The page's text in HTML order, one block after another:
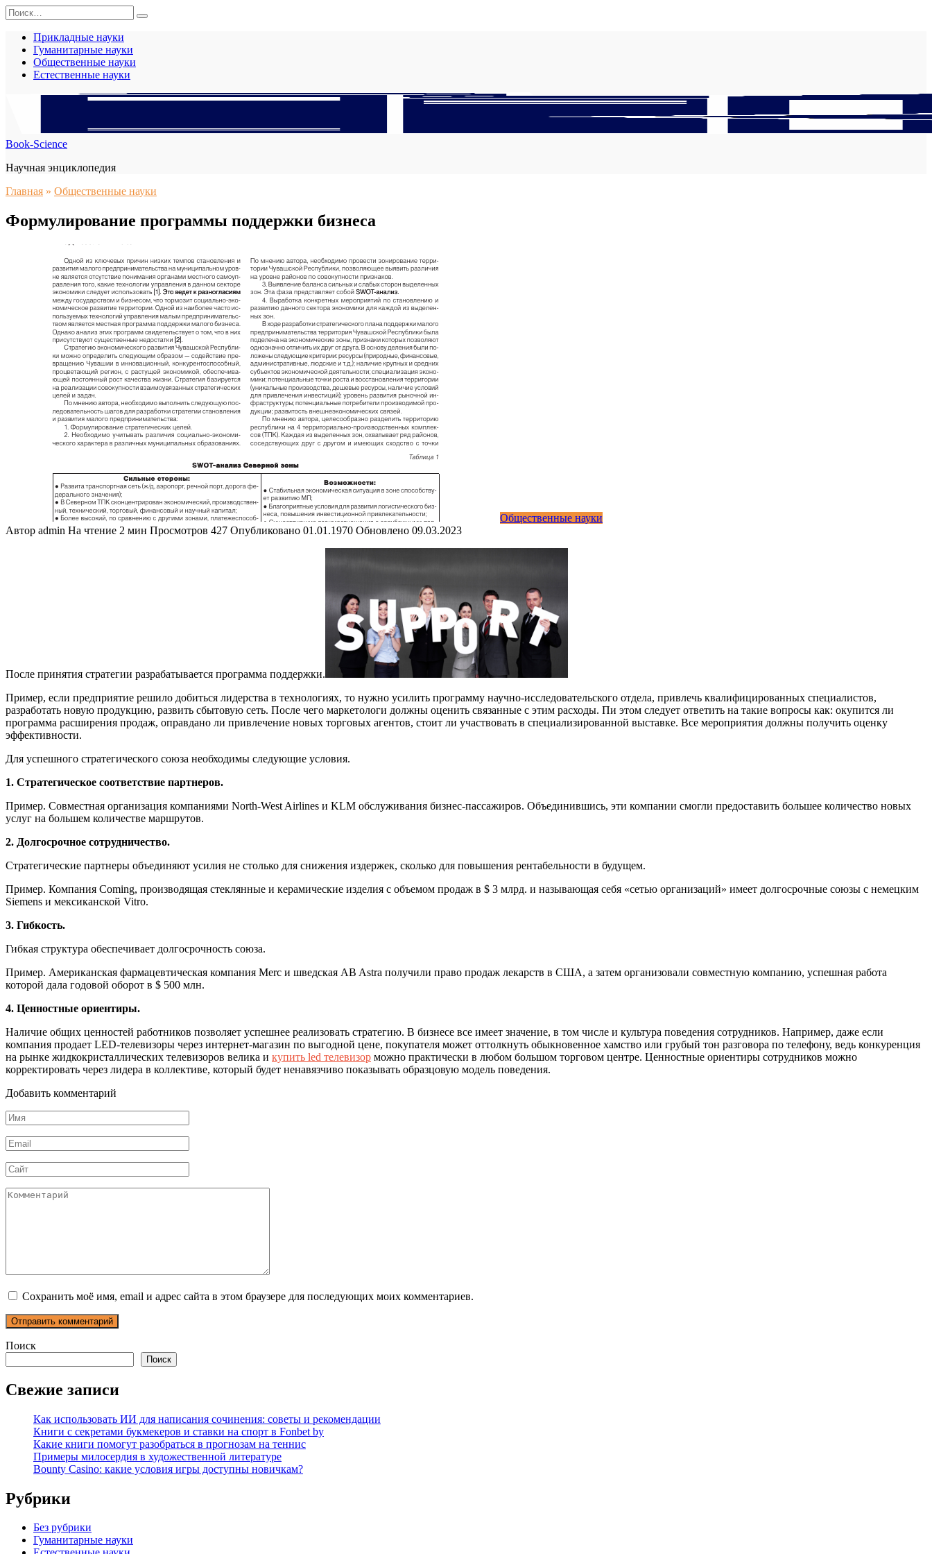
Перейти
к
содержанию
Search
for:
Прикладные науки
Гуманитарные науки
Общественные науки
Естественные науки
Book-Science
Научная энциклопедия
Главная » Общественные науки
Формулирование программы поддержки бизнеса
Общественные науки
Автор admin На чтение 2 мин Просмотров 427 Опубликовано 01.01.1970 Обновлено 09.03.2023
После принятия стратегии разрабатывается программа поддержки.
Пример, если предприятие решило добиться лидерства в технологиях, то нужно усилить программу научно-исследовательского отдела, привлечь квалифицированных специалистов,
разработать новую продукцию, развить сбытовую сеть. После чего маркетологи должны оценить связанные с этим расходы. Пи этом следует ответить на такие вопросы как: окупится ли
программа расширения продаж, оправдано ли привлечение новых торговых агентов, стоит ли участвовать в специализированной выставке. Все мероприятия должны получить оценку
эффективности.
Для успешного стратегического союза необходимы следующие условия.
1. Стратегическое соответствие партнеров.
Пример. Совместная организация компаниями North-West Airlines и KLM обслуживания бизнес-пассажиров. Объединившись, эти компании смогли предоставить большее количество новых
услуг на большем количестве маршрутов.
2. Долгосрочное сотрудничество.
Стратегические партнеры объединяют усилия не столько для снижения издержек, сколько для повышения рентабельности в будущем.
Пример. Компания Coming, производящая стеклянные и керамические изделия с объемом продаж в $ 3 млрд. и называющая себя «сетью организаций» имеет долгосрочные союзы с немецким
Siemens и мексиканской Vitro.
3. Гибкость.
Гибкая структура обеспечивает долгосрочность союза.
Пример. Американская фармацевтическая компания Merc и шведская AB Astra получили право продаж лекарств в США, а затем организовали совместную компанию, успешная работа
которой дала годовой оборот в $ 500 млн.
4. Ценностные ориентиры.
Наличие общих ценностей работников позволяет успешнее реализовать стратегию. В бизнесе все имеет значение, в том числе и культура поведения сотрудников. Например, даже если
компания продает LED-телевизоры через интернет-магазин по выгодной цене, покупателя может оттолкнуть обыкновенное хамство или грубый тон разговора по телефону, ведь конкуренция
на рынке жидкокристаллических телевизоров велика и купить led телевизор можно практически в любом большом торговом центре. Ценностные ориентиры сотрудников можно
корректировать через лидера в коллективе, который будет ненавязчиво показывать образцовую модель поведения.
Добавить комментарий
Имя
*
Email
*
Сайт
Комментарий
Сохранить моё имя, email и адрес сайта в этом браузере для последующих моих комментариев.
Поиск
Поиск
Свежие записи
Как использовать ИИ для написания сочинения: советы и рекомендации
Книги с секретами букмекеров и ставки на спорт в Fonbet by
Какие книги помогут разобраться в прогнозам на теннис
Примеры милосердия в художественной литературе
Bounty Casino: какие условия игры доступны новичкам?
Рубрики
Без рубрики
Гуманитарные науки